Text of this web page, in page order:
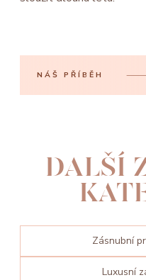
NÁŠ PŘÍBĚH
DALŠÍ
Zásnubní
Luxusní